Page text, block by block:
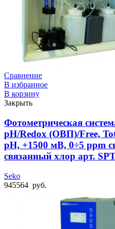
Сравнение
В избранное
В корзину
Закрыть
Фотометрическая
pH/Redox (ОВП)/Free,
pH, +1500 мВ, 0÷5 ppm
связанный хлор арт.
Seko
945564 руб.